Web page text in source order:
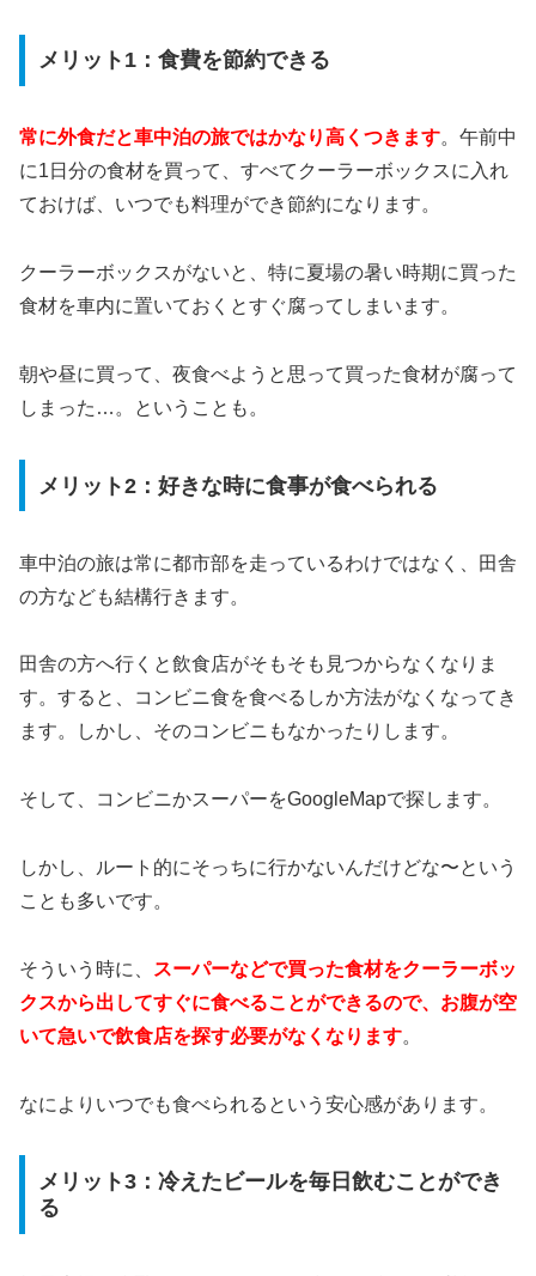
メリット1：食費を節約できる
常に外食だと車中泊の旅ではかなり高くつきます。午前中
に1日分の食材を買って、すべてクーラーボックスに入れ
ておけば、いつでも料理ができ節約になります。
クーラーボックスがないと、特に夏場の暑い時期に買った
食材を車内に置いておくとすぐ腐ってしまいます。
朝や昼に買って、夜食べようと思って買った食材が腐って
しまった…。ということも。
メリット2：好きな時に食事が食べられる
車中泊の旅は常に都市部を走っているわけではなく、田舎
の方なども結構行きます。
田舎の方へ行くと飲食店がそもそも見つからなくなりま
す。すると、コンビニ食を食べるしか方法がなくなってき
ます。しかし、そのコンビニもなかったりします。
そして、コンビニかスーパーをGoogleMapで探します。
しかし、ルート的にそっちに行かないんだけどな〜という
ことも多いです。
そういう時に、
スーパーなどで買った食材をクーラーボッ
クスから出してすぐに食べることができるので、お腹が空
いて急いで飲食店を探す必要がなくなります。
なによりいつでも食べられるという安心感があります。
メリット3：冷えたビールを毎日飲むことができ
る